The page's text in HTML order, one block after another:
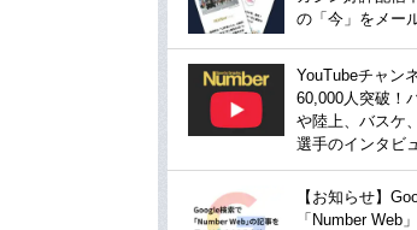
の「今」をメー
YouTubeチャン
60,000人突破！
や陸上、バスケ
選手のインタビ
【お知らせ】
「Number Web